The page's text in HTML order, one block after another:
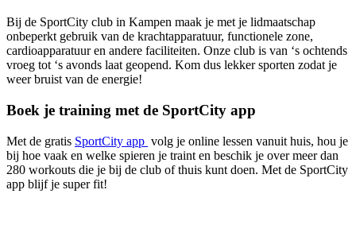
Bij de SportCity club in Kampen maak je met je lidmaatschap
onbeperkt gebruik van de krachtapparatuur, functionele zone,
cardioapparatuur en andere faciliteiten. Onze club is van ‘s ochtends
vroeg tot ‘s avonds laat geopend. Kom dus lekker sporten zodat je
weer bruist van de energie!
Boek je training met de SportCity app
Met de gratis SportCity app volg je online lessen vanuit huis, hou je
bij hoe vaak en welke spieren je traint en beschik je over meer dan
280 workouts die je bij de club of thuis kunt doen. Met de SportCity
app blijf je super fit!